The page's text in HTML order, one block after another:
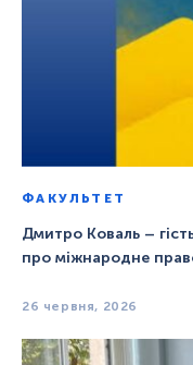
ФАКУЛЬТЕТ
Дмитро Коваль –
про міжнародне
26 червня, 2026